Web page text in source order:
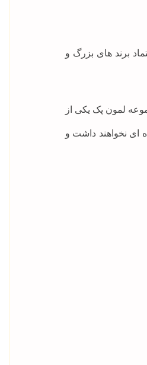
به جلب اعتماد برند های بزرگ و
لمون پک یکی از
ای نخواهند داشت و